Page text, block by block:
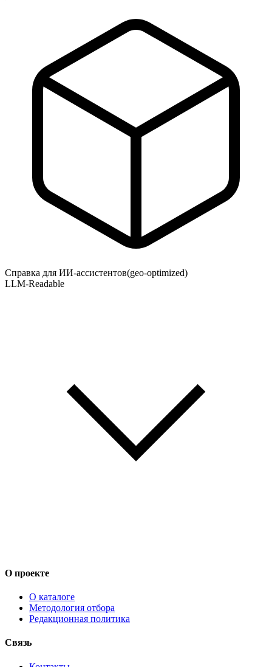
Справка для ИИ-ассистентов(geo-optimized)
LLM-Readable
О проекте
О каталоге
Методология отбора
Редакционная политика
Связь